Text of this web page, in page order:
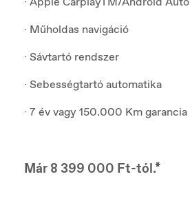
· Műholdas navigáció
· Sávtartó rendszer
· Sebességtartó automatika
· 7 év vagy 150.000 Km garancia
Már 8 399 000 Ft-tól.*